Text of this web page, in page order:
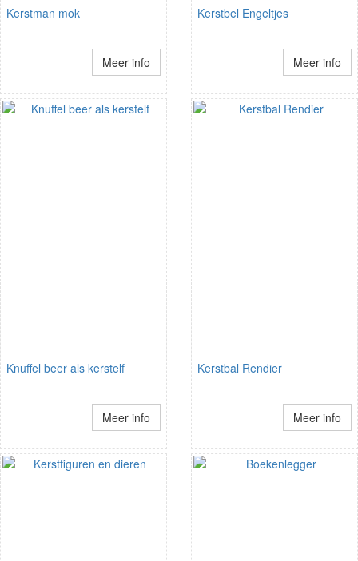
Kerstman mok
Meer info
Kerstbel Engeltjes
Meer info
Knuffel beer als kerstelf
Meer info
Kerstbal Rendier
Meer info